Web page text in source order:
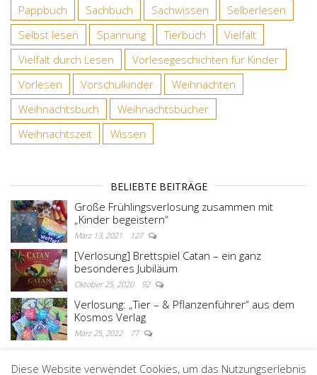
Pappbuch
Sachbuch Sachwissen
Selberlesen
Selbst lesen
Spannung Tierbuch
Vielfalt
Vielfalt durch Lesen
Vorlesegeschichten für Kinder
Vorlesen
Vorschulkinder
Weihnachten
Weihnachtsbuch
Weihnachtsbücher
Weihnachtszeit
Wissen
BELIEBTE BEITRÄGE
Große Frühlingsverlosung zusammen mit
„Kinder begeistern“
März 13, 2021 127
[Verlosung] Brettspiel Catan – ein ganz
besonderes Jubiläum
Oktober 25, 2020 92
Verlosung: „Tier – & Pflanzenführer“ aus dem
Kosmos Verlag
März 25, 2022 77
Diese Website verwendet Cookies, um das Nutzungserlebnis